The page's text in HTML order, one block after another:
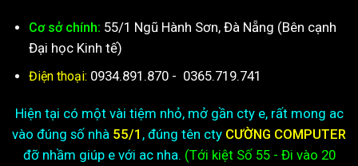
Cơ sở chính: 55/1 Ngũ Hành Sơn, Đà Nẵng (Bên cạnh
Đại học Kinh tế)
Điện thoại: 0934.891.870 - 0365.719.741
Hiện tại có một vài tiệm nhỏ, mở gần cty e, rất mong ac
vào đúng số nhà 55/1 , đúng tên cty CƯỜNG COMPUTER
đỡ nhầm giúp e với ac nha. (Tới kiệtSố 55 - Đi vào 20